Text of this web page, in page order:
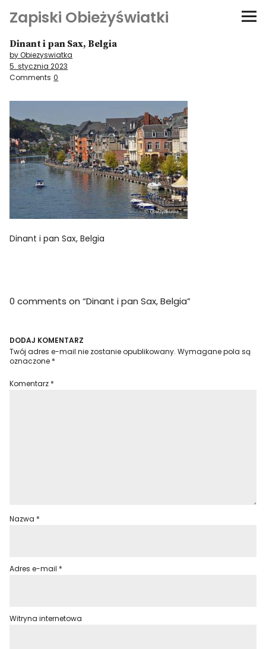
Zapiski Obieżyświatki
Podróże
Kultura i sztuka
O-fiszki
Niezwyczajne ściany
Dom na kółkach
Dinant i pan Sax, Belgia
by Obiezyswiatka
5. stycznia 2023
Comments 0
Dinant i pan Sax, Belgia
0 comments on “Dinant i pan Sax, Belgia”
DODAJ KOMENTARZ
Twój adres e-mail nie zostanie opublikowany. Wymagane pola są
oznaczone *
Komentarz *
Nazwa *
Adres e-mail *
Witryna internetowa